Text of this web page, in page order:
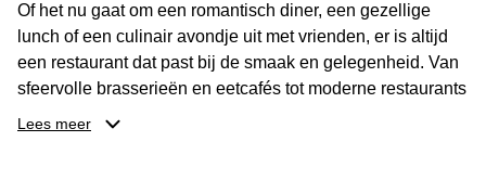
Of het nu gaat om een romantisch diner, een gezellige
lunch of een culinair avondje uit met vrienden, er is altijd
een restaurant dat past bij de smaak en gelegenheid. Van
sfeervolle brasserieën en eetcafés tot moderne restaurants
en gastronomische locaties: er is voor ieder wat wils.
Lees meer